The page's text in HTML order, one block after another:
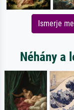
Ismerje
Néhány a